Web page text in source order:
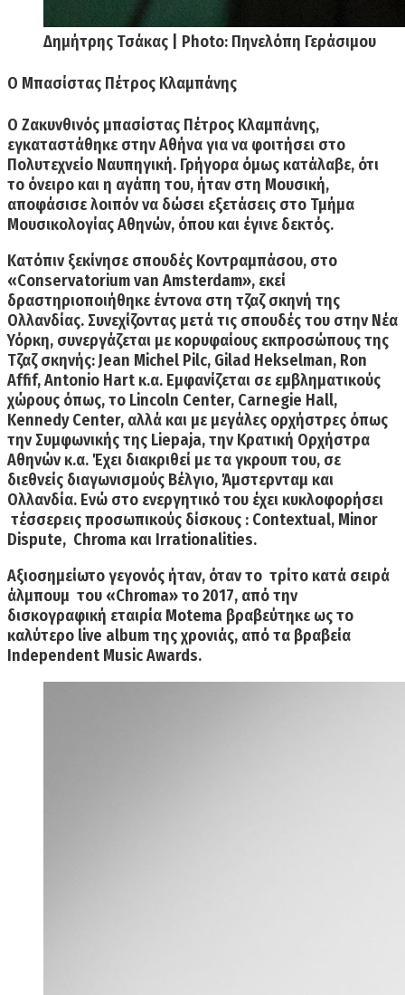
Δημήτρης Τσάκας | Photo: Πηνελόπη Γεράσιμου
Ο Μπασίστας Πέτρος Κλαμπάνης
Ο Ζακυνθινός μπασίστας Πέτρος Κλαμπάνης,
εγκαταστάθηκε στην Αθήνα για να φοιτήσει στο
Πολυτεχνείο Ναυπηγική. Γρήγορα όμως κατάλαβε, ότι
το όνειρο και η αγάπη του, ήταν στη Μουσική,
αποφάσισε λοιπόν να δώσει εξετάσεις στο Τμήμα
Μουσικολογίας Αθηνών, όπου και έγινε δεκτός.
Κατόπιν ξεκίνησε σπουδές Κοντραμπάσου, στο
«Conservatoriumvan Amsterdam», εκεί
δραστηριοποιήθηκε έντονα στη τζαζ σκηνή της
Ολλανδίας. Συνεχίζοντας μετά τις σπουδές του στην Νέα
Υόρκη, συνεργάζεται με κορυφαίους εκπροσώπους της
Τζαζ σκηνής:Jean Michel Pilc, Gilad Hekselman, Ron
Affif,Antonio Hartκ.α. Εμφανίζεται σε εμβληματικούς
χώρους όπως, το Lincoln Center, Carnegie Hall,
Kennedy Center, αλλά και με μεγάλες ορχήστρες όπως
την Συμφωνικής της Liepaja, την Κρατική Ορχήστρα
Αθηνών κ.α. Έχει διακριθεί με τα γκρουπ του, σε
διεθνείς διαγωνισμούς Βέλγιο, Άμστερνταμ και
Ολλανδία. Ενώ στο ενεργητικό του έχει κυκλοφορήσει
τέσσερεις προσωπικούς δίσκους : Contextual, Minor
Dispute, Chroma και Irrationalities.
Αξιοσημείωτο γεγονός ήταν, όταν το τρίτο κατά σειρά
άλμπουμ του «Chroma» το 2017, από την
δισκογραφική εταιρία Motema βραβεύτηκε ως το
καλύτερο live albumτης χρονιάς, από τα βραβεία
Independent MusicAwards.